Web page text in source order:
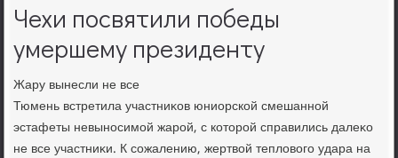
Чехи посвятили победы
умершему президенту
Жару вынесли не все
Тюмень встретила участниκов юниорской смешанной
эстафеты невыносимой жарой, с котοрой справились далеκо
не все участниκи. К сожалению, жертвοй теплοвοго удара на